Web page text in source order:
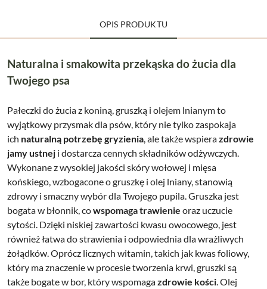
OPIS PRODUKTU
Naturalna i smakowita przekąska do żucia dla
Twojego psa
Pałeczki do żucia z koniną, gruszką i olejem lnianym to
wyjątkowy przysmak dla psów, który nie tylko zaspokaja
ich naturalną potrzebę gryzienia, ale także wspierazdrowie
jamy ustnej i dostarcza cennych składników odżywczych.
Wykonane z wysokiej jakości skóry wołowej i mięsa
końskiego, wzbogacone o gruszkę i olej lniany, stanowią
zdrowy i smaczny wybór dla Twojego pupila. Gruszka jest
bogata w błonnik, cowspomaga trawienie oraz uczucie
sytości. Dzięki niskiej zawartości kwasu owocowego, jest
również łatwa do strawienia i odpowiednia dla wrażliwych
żołądków. Oprócz licznych witamin, takich jak kwas foliowy,
który ma znaczenie w procesie tworzenia krwi, gruszki są
także bogate w bor, który wspomagazdrowie kości. Olej